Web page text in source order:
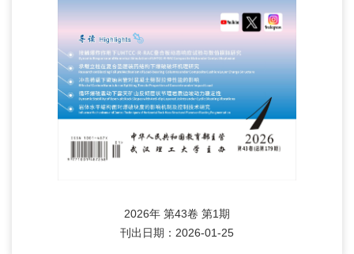
2026年 第43卷 第1期
刊出日期：2026-01-25